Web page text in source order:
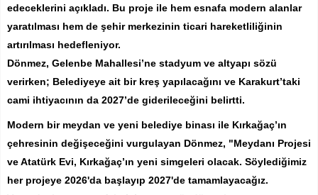
edeceklerini açıkladı. Bu proje ile hem esnafa modern alanlar
yaratılması hem de şehir merkezinin ticari hareketliliğinin
artırılması hedefleniyor.
Dönmez, Gelenbe Mahallesi’ne stadyum ve altyapı sözü
verirken; Belediyeye ait bir kreş yapılacağını ve Karakurt’taki
cami ihtiyacının da 2027’de giderileceğini belirtti.
Modern bir meydan ve yeni belediye binası ile Kırkağaç’ın
çehresinin değişeceğini vurgulayan Dönmez, "Meydanı Projesi
ve Atatürk Evi, Kırkağaç’ın yeni simgeleri olacak. Söylediğimiz
her projeye 2026'da başlayıp 2027'de tamamlayacağız.